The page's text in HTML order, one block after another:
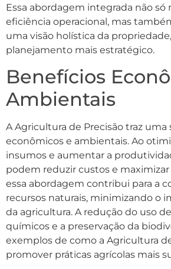
Essa abordagem integrada não só
eficiência operacional, mas
uma visão holística da
planejamento mais estratégico.
Benefícios
Ambientais
A Agricultura de Precisão traz
econômicos e ambientais. Ao
insumos e aumentar a
podem reduzir custos e maximizar
essa abordagem contribui para a
recursos naturais, minimizando o
da agricultura. A redução do uso
químicos e a preservação da
exemplos de como a Agricultura
promover práticas agrícolas mais